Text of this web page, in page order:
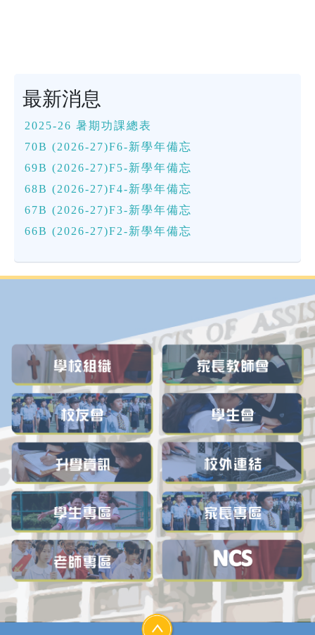
最新消息
2025-26 暑期功課總表
70B (2026-27)F6-新學年備忘
69B (2026-27)F5-新學年備忘
68B (2026-27)F4-新學年備忘
67B (2026-27)F3-新學年備忘
66B (2026-27)F2-新學年備忘